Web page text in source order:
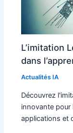
L’imitation
dans
Actualités IA
Découvrez
innovante pour
applications et